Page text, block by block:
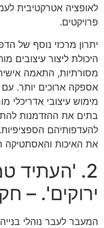
לאופציה אטרקטיבית
פרויקטים.
יתרון מרכזי נוסף של
היכולת ליצור עיצובים
מסורתיות, התאמה אישית
אספקה ארוכים יותר.
מימוש עיצובי אדריכלי
בתים את ההזדמנות
להעדפותיהם
את האיכות והאסתטיקה
2. 'העתיד
ירוקים'. –
המעבר לעבר נוהלי